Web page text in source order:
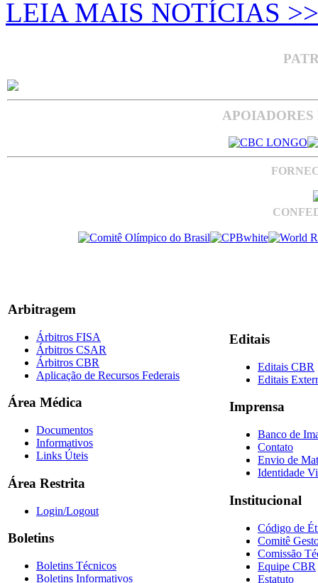
LEIA MAIS NOTÍCIAS >>
Arbitragem
Árbitros FISA
Árbitros CSAR
Árbitros CBR
Aplicação de Recursos Federais
Área Médica
Documentos
Informativos
Links Úteis
Área Restrita
Login/Logout
Boletins
Boletins Técnicos
Boletins Informativos
Editais
Editais CBR
Editais
Imprensa
Banco de
Contato
Envio de
Identidade
Institucional
Código de
Comitê
Comissão
Equipe CBR
Estatuto